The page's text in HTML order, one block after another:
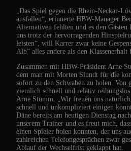
„Das Spiel gegen die Rhein-Neckar-
ausfallen“, erinnerte HBW-Manager
Alternativen fehlten und es den
uns trotz der hervorragenden
leisten“, will Karrer zwar keine
Alb“ alles andere als den Klassenerhalt
Zusammen mit HBW-Präsident Arne
dem man mit Morten Slundt für die
sofort zu den Schwaben zu holen. Von
ziemlich schnell und relativ
Arne Stumm. „Wir freuen uns
schnell und unkompliziert einigen
Däne bereits am heutigen Dienstag
unserem Trainer und es freut mich,
einen Spieler holen konnten, der uns
zahlreichen Telefongesprächen zwar
Ablauf der Wechselfrist geklappt hat.